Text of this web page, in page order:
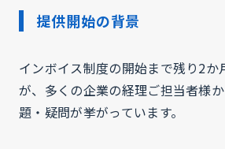
提供開始の背景
インボイス制度の開始まで残り2か
が、多くの企業の経理ご担当者様
題・疑問が挙がっています。